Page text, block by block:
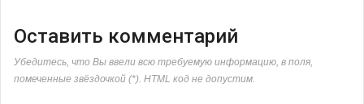
Оставить комментарий
Убедитесь, что Вы ввели всю требуемую информацию, в поля,
помеченные звёздочкой (*). HTML код не допустим.